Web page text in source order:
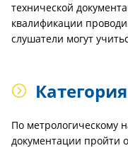
технической
квалификации
слушатели могут
По метрологическому
документации пройти